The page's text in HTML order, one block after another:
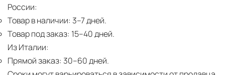
России:
Товар в наличии: 3–7 дней.
Товар под заказ: 15–40 дней.
Из Италии:
Прямой заказ: 30–60 дней.